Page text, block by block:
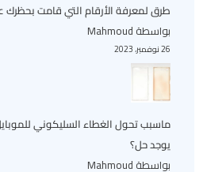
طرق لمعرفة الأرقام التي قامت بحظرك
بواسطة Mahmoud
26 نوفمبر، 2023
ماسبب تحول الغطاء السليكوني
يوجد حل؟
بواسطة Mahmoud